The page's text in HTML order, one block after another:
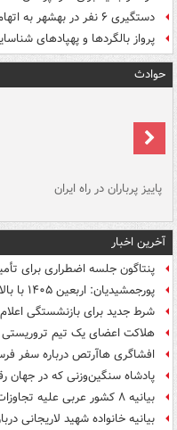
دستگیری ۶ نفر در بهشهر به اتهام تشویش اذهان عمومی
پرواز بالگردها و پهپادهای
حوادث
پاییز پرباران در راه ایران
آخرین اخبار
پنتاگون جلسه اضطراری برای
پورجمشیدیان: اربعین ۱۴۰۵ با بالاترین سطح امنیت برگزار شد
شرط جدید برای بازنشستگی
هلاکت اعضای یک تیم
افشاگری هاآرتص درباره سفر
پادشاه سنگین‌وزنی که در جهان
بیانیه ۸ کشور عربی علیه تجاوزات رژیم صهیونیستی در غزه
بیانیه خانواده شهید لاریجانی